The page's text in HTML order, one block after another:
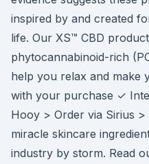
inspired by and created
life. Our XS™ CBD
phytocannabinoid-rich
help you relax and make
with your purchase ✓
Hooy > Order via Sirius
miracle skincare
industry by storm. Read